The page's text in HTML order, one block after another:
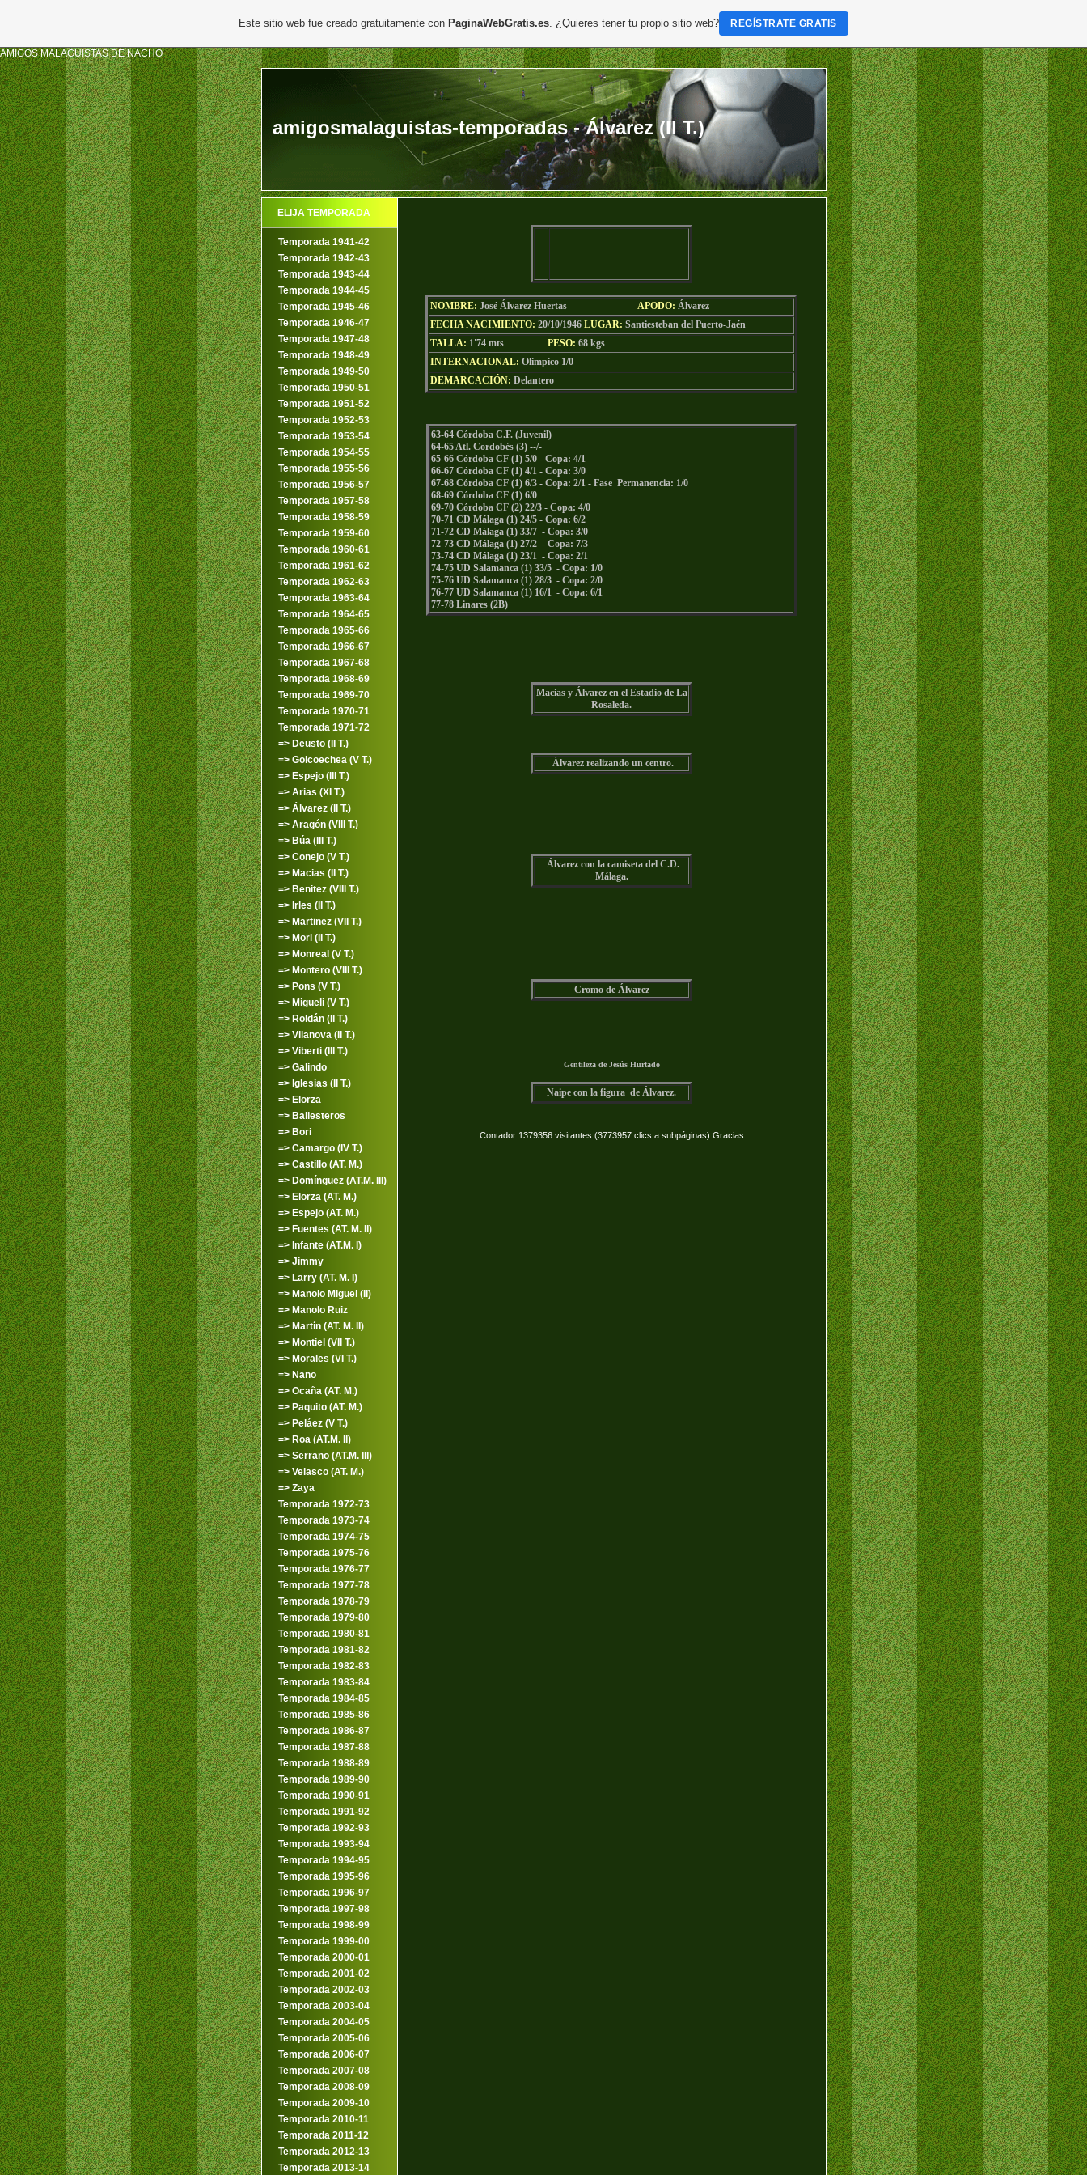
AMIGOS MALAGUISTAS DE NACHO
amigosmalaguistas-temporadas - Álvarez (II T.)
ELIJA TEMPORADA
Temporada 1941-42
Temporada 1942-43
Temporada 1943-44
Temporada 1944-45
Temporada 1945-46
Temporada 1946-47
Temporada 1947-48
Temporada 1948-49
Temporada 1949-50
Temporada 1950-51
Temporada 1951-52
Temporada 1952-53
Temporada 1953-54
Temporada 1954-55
Temporada 1955-56
Temporada 1956-57
Temporada 1957-58
Temporada 1958-59
Temporada 1959-60
Temporada 1960-61
Temporada 1961-62
Temporada 1962-63
Temporada 1963-64
Temporada 1964-65
Temporada 1965-66
Temporada 1966-67
Temporada 1967-68
Temporada 1968-69
Temporada 1969-70
Temporada 1970-71
Temporada 1971-72
=> Deusto (II T.)
=> Goicoechea (V T.)
=> Espejo (III T.)
=> Arias (XI T.)
=> Álvarez (II T.)
=> Aragón (VIII T.)
=> Búa (III T.)
=> Conejo (V T.)
=> Macias (II T.)
=> Benitez (VIII T.)
=> Irles (II T.)
=> Martinez (VII T.)
=> Mori (II T.)
=> Monreal (V T.)
=> Montero (VIII T.)
=> Pons (V T.)
=> Migueli (V T.)
=> Roldán (II T.)
=> Vilanova (II T.)
=> Viberti (III T.)
=> Galindo
=> Iglesias (II T.)
=> Elorza
=> Ballesteros
=> Bori
=> Camargo (IV T.)
=> Castillo (AT. M.)
=> Domínguez (AT.M. III)
=> Elorza (AT. M.)
=> Espejo (AT. M.)
=> Fuentes (AT. M. II)
=> Infante (AT.M. I)
=> Jimmy
=> Larry (AT. M. I)
=> Manolo Miguel (II)
=> Manolo Ruiz
=> Martín (AT. M. II)
=> Montiel (VII T.)
=> Morales (VI T.)
=> Nano
=> Ocaña (AT. M.)
=> Paquito (AT. M.)
=> Peláez (V T.)
=> Roa (AT.M. II)
=> Serrano (AT.M. III)
=> Velasco (AT. M.)
=> Zaya
Temporada 1972-73
Temporada 1973-74
Temporada 1974-75
Temporada 1975-76
Temporada 1976-77
Temporada 1977-78
Temporada 1978-79
Temporada 1979-80
Temporada 1980-81
Temporada 1981-82
Temporada 1982-83
Temporada 1983-84
Temporada 1984-85
Temporada 1985-86
Temporada 1986-87
Temporada 1987-88
Temporada 1988-89
Temporada 1989-90
Temporada 1990-91
Temporada 1991-92
Temporada 1992-93
Temporada 1993-94
Temporada 1994-95
Temporada 1995-96
Temporada 1996-97
Temporada 1997-98
Temporada 1998-99
Temporada 1999-00
Temporada 2000-01
Temporada 2001-02
Temporada 2002-03
Temporada 2003-04
Temporada 2004-05
Temporada 2005-06
Temporada 2006-07
Temporada 2007-08
Temporada 2008-09
Temporada 2009-10
Temporada 2010-11
Temporada 2011-12
Temporada 2012-13
Temporada 2013-14
NOMBRE: José Álvarez Huertas APODO: Álvarez
FECHA NACIMIENTO: 20/10/1946 LUGAR: Santiesteban del Puerto-Jaén
TALLA: 1'74 mts PESO: 68 kgs
INTERNACIONAL: Olimpico 1/0
DEMARCACIÓN: Delantero
63-64 Córdoba C.F. (Juvenil)
64-65 Atl. Cordobés (3) --/-
65-66 Córdoba CF (1) 5/0 - Copa: 4/1
66-67 Córdoba CF (1) 4/1 - Copa: 3/0
67-68 Córdoba CF (1) 6/3 - Copa: 2/1 - Fase Permanencia: 1/0
68-69 Córdoba CF (1) 6/0
69-70 Córdoba CF (2) 22/3 - Copa: 4/0
70-71 CD Málaga (1) 24/5 - Copa: 6/2
71-72 CD Málaga (1) 33/7 - Copa: 3/0
72-73 CD Málaga (1) 27/2 - Copa: 7/3
73-74 CD Málaga (1) 23/1 - Copa: 2/1
74-75 UD Salamanca (1) 33/5 - Copa: 1/0
75-76 UD Salamanca (1) 28/3 - Copa: 2/0
76-77 UD Salamanca (1) 16/1 - Copa: 6/1
77-78 Linares (2B)
Macias y Álvarez en el Estadio de La
Rosaleda.
Álvarez realizando un centro.
Álvarez con la camiseta del C.D.
Málaga.
Cromo de Álvarez
Gentileza de Jesús Hurtado
Naipe con la figura de Álvarez.
Contador 1379356 visitantes (3773957 clics a subpáginas) Gracias
Este sitio web fue creado gratuitamente con PaginaWebGratis.es. ¿Quieres tener tu propio sitio web? REGÍSTRATE GRATIS